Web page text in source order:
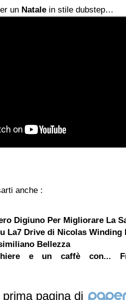
un Natale in stile dubstep…
anche :
Digiuno Per Migliorare La
La7 Drive di Nicolas Winding
Bellezza
e un caffè con...
pagina di